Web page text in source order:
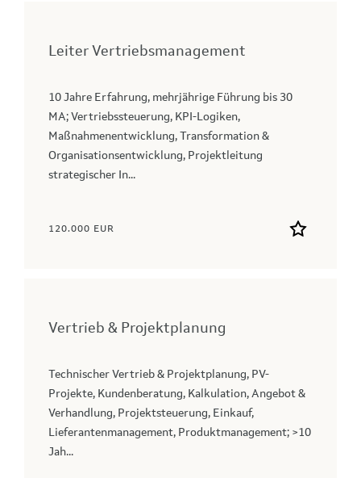
Leiter Vertriebsmanagement
10 Jahre Erfahrung, mehrjährige Führung bis 30
MA; Vertriebssteuerung, KPI-Logiken,
Maßnahmenentwicklung, Transformation &
Organisationsentwicklung, Projektleitung
strategischer In...
120.000 EUR
Vertrieb & Projektplanung
Technischer Vertrieb & Projektplanung, PV-
Projekte, Kundenberatung, Kalkulation, Angebot &
Verhandlung, Projektsteuerung, Einkauf,
Lieferantenmanagement, Produktmanagement; >10
Jah...